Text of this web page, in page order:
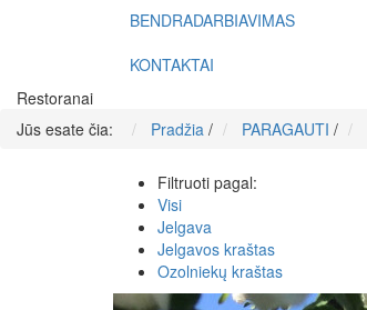
BENDRADARBIAVIMAS
KONTAKTAI
Restoranai
Jūs esate čia:
Pradžia / PARAGAUTI /
Filtruoti pagal:
Visi
Jelgava
Jelgavos kraštas
Ozolniekų kraštas